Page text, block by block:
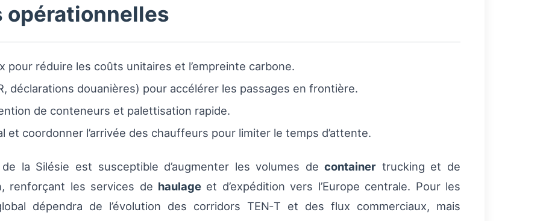
opérationnelles
pour réduire les coûts unitaires et l’empreinte carbone.
déclarations douanières) pour accélérer les passages en frontière.
de conteneurs et palettisation rapide.
et coordonner l’arrivée des chauffeurs pour limiter le temps d’attente.
de la Silésie est susceptible d’augmenter les volumes decontainer trucking et de
renforçant les services de haulageet d’expédition vers l’Europe centrale. Pour les
dépendra de l’évolution des corridors TEN‑T et des flux commerciaux, mais